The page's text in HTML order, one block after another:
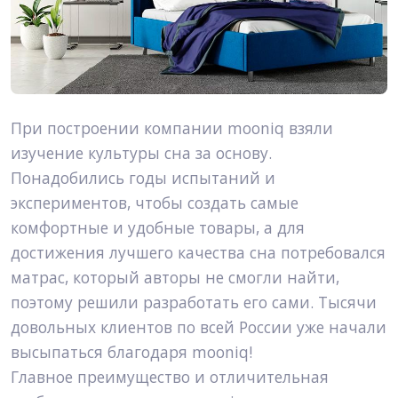
При построении компании mooniq взяли
изучение культуры сна за основу.
Понадобились годы испытаний и
экспериментов, чтобы создать самые
комфортные и удобные товары, а для
достижения лучшего качества сна потребовался
матрас, который авторы не смогли найти,
поэтому решили разработать его сами. Тысячи
довольных клиентов по всей России уже начали
высыпаться благодаря mooniq!
Главное преимущество и отличительная